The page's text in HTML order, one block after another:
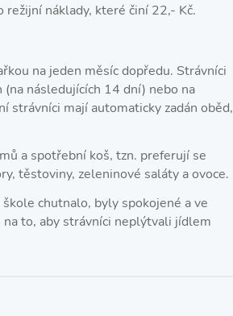
režijní náklady, které činí 22,- Kč.
na jeden měsíc dopředu. Strávníci
následujících 14 dní) nebo na
strávníci mají automaticky zadán oběd,
a spotřební koš, tzn. preferují se
těstoviny, zeleninové saláty a ovoce.
chutnalo, byly spokojené a ve
to, aby strávníci neplýtvali jídlem